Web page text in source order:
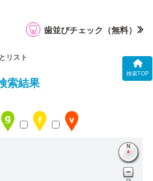
検索TOP
歯並びチェック （無料）
リスト
索結果